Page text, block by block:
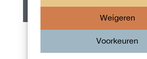
Weigeren
Voorkeuren
Jaeger LeCoultre
Chronograph